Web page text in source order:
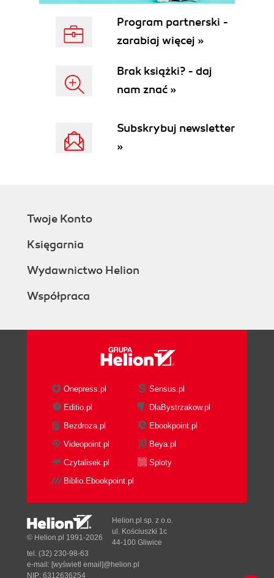
Program partnerski -
zarabiaj więcej »
Brak książki? - daj
nam znać »
Subskrybuj newsletter
»
Twoje Konto
Księgarnia
Wydawnictwo Helion
Współpraca
Onepress.pl
Sensus.pl
Editio.pl
DlaBystrzakow.pl
Bezdroza.pl
Ebookpoint.pl
Videopoint.pl
Beya.pl
Czytalisek.pl
Sploty
Biblio.Ebookpoint.pl
© Helion.pl 1991-2026
Helion.pl sp. z o.o.
ul. Kościuszki 1c
44-100 Gliwice
tel. (32) 230-98-63
e-mail: [wyświetl email]@helion.pl
NIP: 6312636254